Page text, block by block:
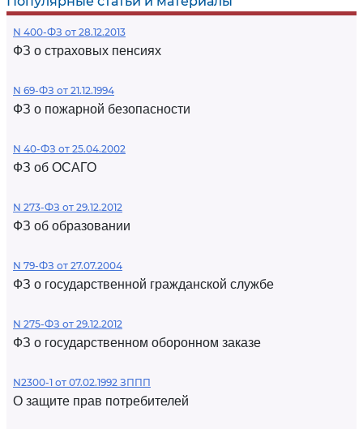
N 400-ФЗ от 28.12.2013
ФЗ о страховых пенсиях
N 69-ФЗ от 21.12.1994
ФЗ о пожарной безопасности
N 40-ФЗ от 25.04.2002
ФЗ об ОСАГО
N 273-ФЗ от 29.12.2012
ФЗ об образовании
N 79-ФЗ от 27.07.2004
ФЗ о государственной гражданской службе
N 275-ФЗ от 29.12.2012
ФЗ о государственном оборонном заказе
N2300-1 от 07.02.1992 ЗППП
О защите прав потребителей